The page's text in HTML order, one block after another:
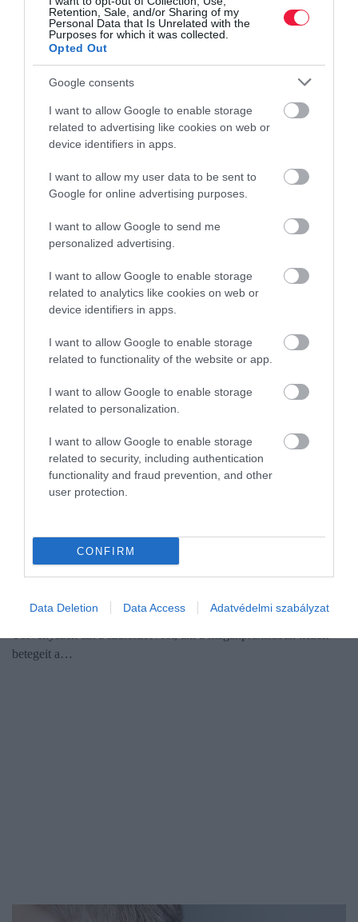
Retention, Sale, and/or Sharing of my
Personal Data that Is Unrelated with the
Purposes for which it was collected.
Opted Out
Google consents
I want to allow Google to enable storage
related to advertising like cookies on web or
device identifiers in apps.
I want to allow my user data to be sent to
Google for online advertising purposes.
I want to allow Google to send me
personalized advertising.
I want to allow Google to enable storage
related to analytics like cookies on web or
device identifiers in apps.
I want to allow Google to enable storage
related to functionality of the website or app.
I want to allow Google to enable storage
related to personalization.
I want to allow Google to enable storage
related to security, including authentication
functionality and fraud prevention, and other
user protection.
CONFIRM
Data Deletion Data Access Adatvédelmi szabályzat
foglalt piaci manipuláció miatt, s megtiltotta a jogszabály
ismételt…
Fájdalmas ítélet néz ki a hálapénzes vidéki
szülészorvosnak
eltiltásra ítélte szerdán nem jogerősen a Zalaegerszegi
betegeit a…